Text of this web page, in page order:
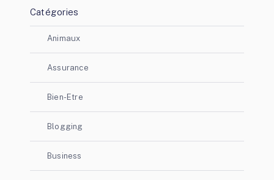
Catégories
Animaux
Assurance
Bien-Etre
Blogging
Business